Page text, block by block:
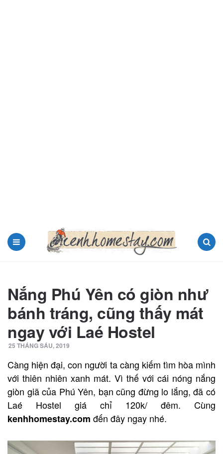
Nắng Phú Yên có giòn như
bánh tráng, cũng thấy mát
ngay với Laé Hostel
25 THÁNG SÁU, 2019
Càng hiện đại, con người ta càng kiếm tìm hòa mình
với thiên nhiên xanh mát. Vì thế với cái nóng nắng
giòn giã của Phú Yên, bạn cũng đừng lo lắng, đã có
Laé Hostel giá chỉ 120k/ đêm. Cùng
kenhhomestay.com đến đây ngay nhé.